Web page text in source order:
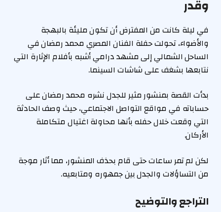
وقدر
في ليلة كانت من المفترض أن تكون مليئة بالبهجة
والأضواء، تحولت حفلة الفنان المصري محمد رمضان في
الساحل الشمالي إلى مشهد درامي أشبه بأفلام الإثارة التي
نتابعها بشغف على شاشات السينما.
بدأت القصة بمنشور مثير للجدل نشره محمد رمضان على
حساباته في مواقع التواصل الاجتماعي، حيث وصف الحادثة
التي وقعت خلال حفله بأنها محاولة اغتيال متكاملة
الأركان.
لكن لم تمر ساعات حتى قام بحذف المنشور، مما أثار موجة
من التساؤلات والجدل بين جمهوره ومتابعيه.
التراجع والتوضيح